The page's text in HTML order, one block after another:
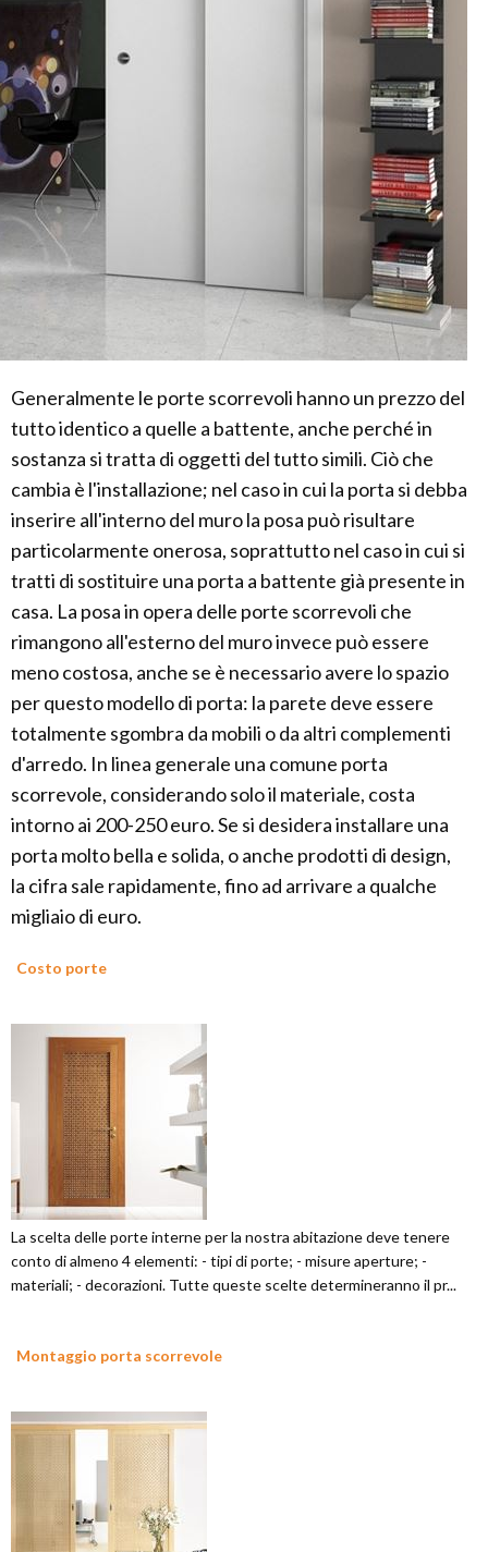
Generalmente le porte scorrevoli hanno un prezzo del
tutto identico a quelle a battente, anche perché in
sostanza si tratta di oggetti del tutto simili. Ciò che
cambia è l'installazione; nel caso in cui la porta si debba
inserire all'interno del muro la posa può risultare
particolarmente onerosa, soprattutto nel caso in cui si
tratti di sostituire una porta a battente già presente in
casa. La posa in opera delle porte scorrevoli che
rimangono all'esterno del muro invece può essere
meno costosa, anche se è necessario avere lo spazio
per questo modello di porta: la parete deve essere
totalmente sgombra da mobili o da altri complementi
d'arredo. In linea generale una comune porta
scorrevole, considerando solo il materiale, costa
intorno ai 200-250 euro. Se si desidera installare una
porta molto bella e solida, o anche prodotti di design,
la cifra sale rapidamente, fino ad arrivare a qualche
migliaio di euro.
Costo porte
La scelta delle porte interne per la nostra abitazione deve tenere
conto di almeno 4 elementi: - tipi di porte; - misure aperture; -
materiali; - decorazioni. Tutte queste scelte determineranno il pr...
Montaggio porta scorrevole